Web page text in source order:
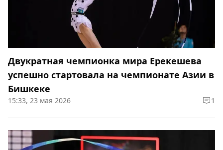
Двукратная чемпионка мира Ерекешева
успешно стартовала на чемпионате Азии в
Бишкеке
15:33, 23 мая 2026 1